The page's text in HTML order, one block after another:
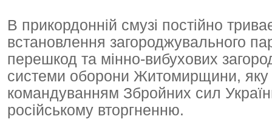
В прикордонній смузі постійно
встановлення загороджувального
перешкод та мінно-вибухових
системи оборони Житомирщини, яку
командуванням Збройних сил
російському вторгненню.